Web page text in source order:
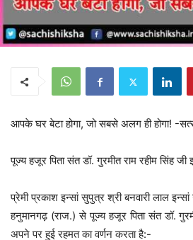
आपके घर बेटा होगा, जो सबसे अलग ही होगा! -
पूज्य हजूर पिता संत डॉ. गुरमीत राम रहीम सिंह जी
प्रेमी प्रकाश इन्सां सुपुत्र श्री बनवारी लाल इन्सां
हनुमानगढ़ (राज.) से पूज्य हजूर पिता संत डॉ.
अपने पर हुई रहमत का वर्णन करता है:-